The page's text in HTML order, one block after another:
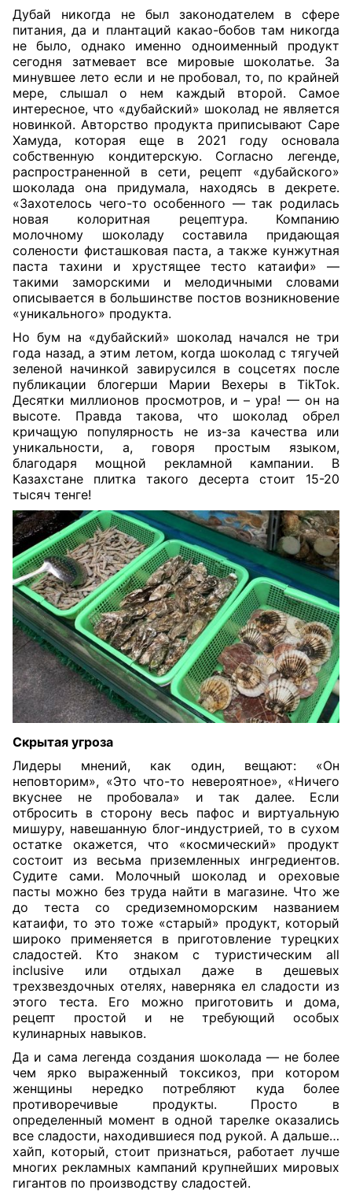
Дубай никогда не был законодателем в сфере
питания, да и плантаций какао-бобов там никогда
не было, однако именно одноименный продукт
сегодня затмевает все мировые шоколатье. За
минувшее лето если и не пробовал, то, по крайней
мере, слышал о нем каждый второй. Самое
интересное, что «дубайский» шоколад не является
новинкой. Авторство продукта приписывают Саре
Хамуда, которая еще в 2021 году основала
собственную кондитерскую. Согласно легенде,
распространенной в сети, рецепт «дубайского»
шоколада она придумала, находясь в декрете.
«Захотелось чего-то особенного — так родилась
новая колоритная рецептура. Компанию
молочному шоколаду составила придающая
солености фисташковая паста, а также кунжутная
паста тахини и хрустящее тесто катаифи» —
такими заморскими и мелодичными словами
описывается в большинстве постов возникновение
«уникального» продукта.
Но бум на «дубайский» шоколад начался не три
года назад, а этим летом, когда шоколад с тягучей
зеленой начинкой завирусился в соцсетях после
публикации блогерши Марии Вехеры в TikTok.
Десятки миллионов просмотров, и – ура! — он на
высоте. Правда такова, что шоколад обрел
кричащую популярность не из-за качества или
уникальности, а, говоря простым языком,
благодаря мощной рекламной кампании. В
Казахстане плитка такого десерта стоит 15-20
тысяч тенге!
Скрытая угроза
Лидеры мнений, как один, вещают: «Он
неповторим», «Это что-то невероятное», «Ничего
вкуснее не пробовала» и так далее. Если
отбросить в сторону весь пафос и виртуальную
мишуру, навешанную блог-индустрией, то в сухом
остатке окажется, что «космический» продукт
состоит из весьма приземленных ингредиентов.
Судите сами. Молочный шоколад и ореховые
пасты можно без труда найти в магазине. Что же
до теста со средиземноморским названием
катаифи, то это тоже «старый» продукт, который
широко применяется в приготовление турецких
сладостей. Кто знаком с туристическим all
inclusive или отдыхал даже в дешевых
трехзвездочных отелях, наверняка ел сладости из
этого теста. Его можно приготовить и дома,
рецепт простой и не требующий особых
кулинарных навыков.
Да и сама легенда создания шоколада — не более
чем ярко выраженный токсикоз, при котором
женщины нередко потребляют куда более
противоречивые продукты. Просто в
определенный момент в одной тарелке оказались
все сладости, находившиеся под рукой. А дальше…
хайп, который, стоит признаться, работает лучше
многих рекламных кампаний крупнейших мировых
гигантов по производству сладостей.